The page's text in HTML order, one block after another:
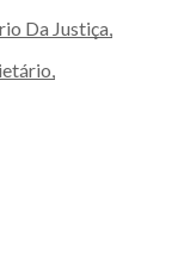
Da Justiça